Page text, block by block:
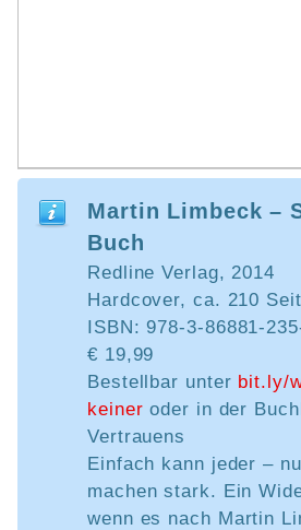
Martin Limbeck –
Buch
Redline Verlag, 2014
Hardcover, ca. 210
ISBN: 978-3-86881-
€ 19,99
Bestellbar unter bit.ly/
keiner oder in der
Vertrauens
Einfach kann jeder –
machen stark. Ein
wenn es nach Martin